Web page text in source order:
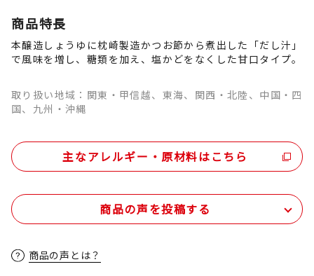
商品特長
本醸造しょうゆに枕崎製造かつお節から煮出した「だし汁」
で風味を増し、糖類を加え、塩かどをなくした甘口タイプ。
取り扱い地域：関東・甲信越、東海、関西・北陸、中国・四
国、九州・沖縄
主なアレルギー・原材料はこちら
商品の声を投稿する
商品の声とは？